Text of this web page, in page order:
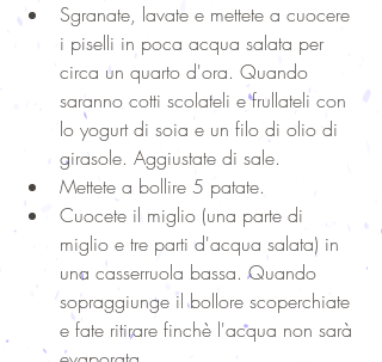
Sgranate, lavate e mettete a cuocere
i piselli in poca acqua salata per
circa un quarto d'ora. Quando
saranno cotti scolateli e frullateli con
lo yogurt di soia e un filo di olio di
girasole. Aggiustate di sale.
Mettete a bollire 5 patate.
Cuocete il miglio (una parte di
miglio e tre parti d'acqua salata) in
una casserruola bassa. Quando
sopraggiunge il bollore scoperchiate
e fate ritirare finchè l'acqua non sarà